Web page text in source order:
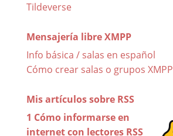
Tildeverse
Mensajería libre XMPP
Info básica / salas en español
Cómo crear salas o grupos XMPP
Mis artículos sobre RSS
1 Cómo informarse en
internet con lectores RSS